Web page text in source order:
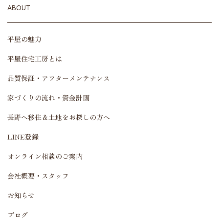
ABOUT
平屋の魅力
平屋住宅工房とは
品質保証・アフターメンテナンス
家づくりの流れ・資金計画
長野へ移住＆土地をお探しの方へ
LINE登録
オンライン相談のご案内
会社概要・スタッフ
お知らせ
ブログ